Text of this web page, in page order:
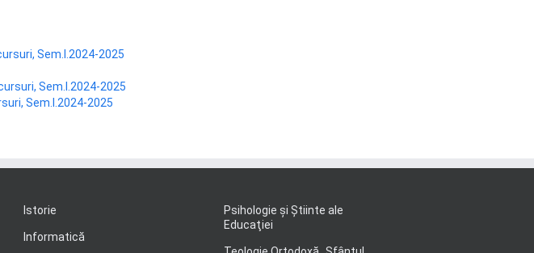
Sem.I.2024-2025
Sem.I.2024-2025
Sem.I.2024-2025
Istorie
Informatică
Psihologie şi Ştiinte ale
Educaţiei